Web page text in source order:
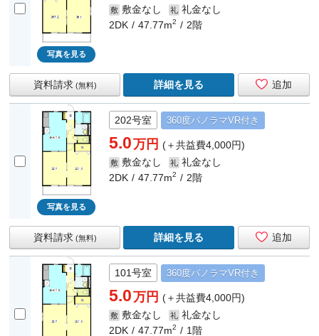
写真を見る
敷 敷金なし 礼 礼金なし
2DK
47.77m2 2階
追加
資料請求 (無料) 詳細を見る
写真を見る
202号室 360度パノラマVR付き
5.0万円(＋共益費4,000円)
敷 敷金なし 礼 礼金なし
2DK
47.77m2 2階
追加
資料請求 (無料) 詳細を見る
101号室 360度パノラマVR付き
5.0万円(＋共益費4,000円)
敷 敷金なし 礼 礼金なし
2DK
47.77m2 1階